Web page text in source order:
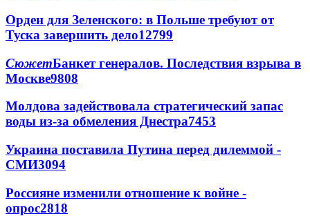
Орден для Зеленского: в Польше требуют от
Туска завершить дело12799
СюжетБанкет генералов. Последствия взрыва в
Москве9808
Молдова задействовала стратегический запас
воды из-за обмеления Днестра7453
Украина поставила Путина перед дилеммой -
СМИ3094
Россияне изменили отношение к войне -
опрос2818